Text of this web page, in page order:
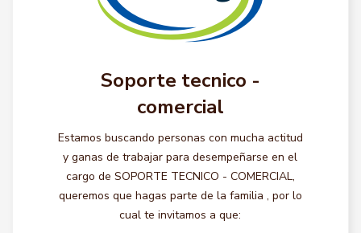
Soporte tecnico -
comercial
Estamos buscando personas con mucha actitud
y ganas de trabajar para desempeñarse en el
cargo de SOPORTE TECNICO - COMERCIAL,
queremos que hagas parte de la familia , por lo
cual te invitamos a que: